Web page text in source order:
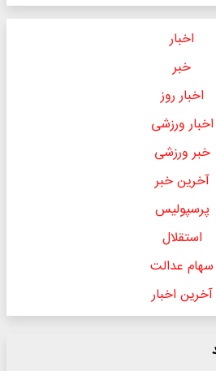
اخبار
خبر
اخبار روز
اخبار ورزشی
خبر ورزشی
آخرین خبر
پرسپولیس
استقلال
سهام عدالت
آخرین اخبار